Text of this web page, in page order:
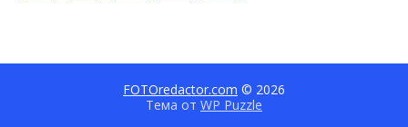
FOTOredactor.com © 2026
Тема от WP Puzzle